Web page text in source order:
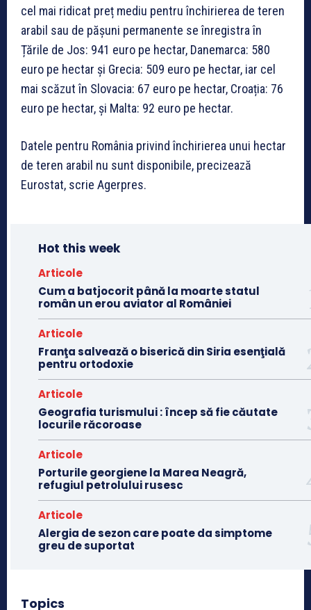
cel mai ridicat preț mediu pentru închirierea de teren
arabil sau de pășuni permanente se înregistra în
Țările de Jos: 941 euro pe hectar, Danemarca: 580
euro pe hectar și Grecia: 509 euro pe hectar, iar cel
mai scăzut în Slovacia: 67 euro pe hectar, Croația: 76
euro pe hectar, și Malta: 92 euro pe hectar.
Datele pentru România privind închirierea unui hectar
de teren arabil nu sunt disponibile, precizează
Eurostat, scrie Agerpres.
Hot this week
Articole
Cum a batjocorit până la moarte statul
român un erou aviator al României
Articole
Franţa salvează o biserică din Siria esenţială
pentru ortodoxie
Articole
Geografia turismului : încep să fie căutate
locurile răcoroase
Articole
Porturile georgiene la Marea Neagră,
refugiul petrolului rusesc
Articole
Alergia de sezon care poate da simptome
greu de suportat
Topics